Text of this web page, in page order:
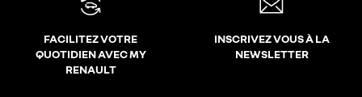
FACILITEZ VOTRE
QUOTIDIEN AVEC MY
RENAULT
INSCRIVEZ VOUS À LA
NEWSLETTER